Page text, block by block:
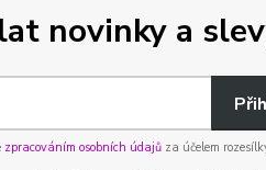
novinky a
zpracováním osobních údajůza účelem